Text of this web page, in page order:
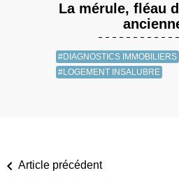
La mérule, fléau
#DIAGNOSTICS IMMOBILIERS
#LOGEMENT INSALUBRE
Article précédent